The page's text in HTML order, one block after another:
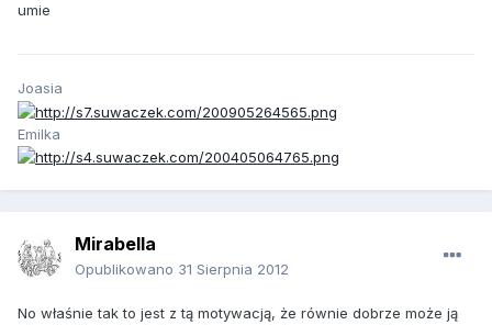
umie
Joasia
Emilka
Mirabella
Opublikowano 31 Sierpnia 2012
No właśnie tak to jest z tą motywacją, że równie dobrze może ją